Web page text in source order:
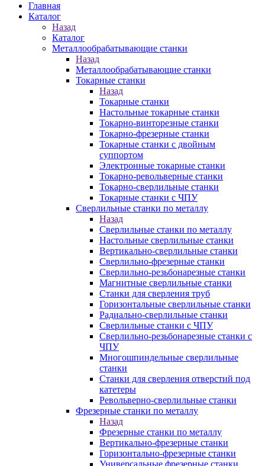
Главная
Каталог
Назад
Каталог
Металлообрабатывающие станки
Назад
Металлообрабатывающие станки
Токарные станки
Назад
Токарные станки
Настольные токарные станки
Токарно-винторезные станки
Токарно-фрезерные станки
Токарные станки с двойным
суппортом
Электронные токарные станки
Токарно-револьверные станки
Токарно-сверлильные станки
Токарные станки с ЧПУ
Сверлильные станки по металлу
Назад
Сверлильные станки по металлу
Настольные сверлильные станки
Вертикально-сверлильные станки
Сверлильно-фрезерные станки
Сверлильно-резьбонарезные станки
Магнитные сверлильные станки
Станки для сверления труб
Горизонтальные сверлильные станки
Радиально-сверлильные станки
Сверлильные станки с ЧПУ
Сверлильно-резьбонарезные станки с
ЧПУ
Многошпиндельные сверлильные
станки
Станки для сверления отверстий под
катетеры
Револьверно-сверлильные станки
Фрезерные станки по металлу
Назад
Фрезерные станки по металлу
Вертикально-фрезерные станки
Горизонтально-фрезерные станки
Универсальные фрезерные станки